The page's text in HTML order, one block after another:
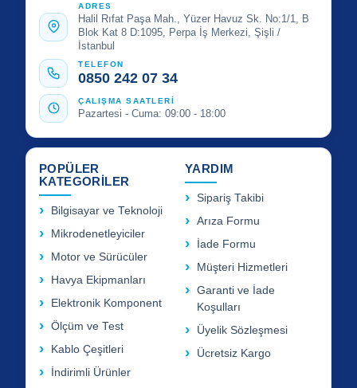
ADRES
Halil Rıfat Paşa Mah., Yüzer Havuz Sk. No:1/1, B
Blok Kat 8 D:1095, Perpa İş Merkezi, Şişli /
İstanbul
TELEFON
0850 242 07 34
ÇALIŞMA SAATLERİ
Pazartesi - Cuma: 09:00 - 18:00
POPÜLER
KATEGORİLER
Bilgisayar ve Teknoloji
Mikrodenetleyiciler
Motor ve Sürücüler
Havya Ekipmanları
Elektronik Komponent
Ölçüm ve Test
Kablo Çeşitleri
İndirimli Ürünler
YARDIM
Sipariş Takibi
Arıza Formu
İade Formu
Müşteri Hizmetleri
Garanti ve İade
Koşulları
Üyelik Sözleşmesi
Ücretsiz Kargo